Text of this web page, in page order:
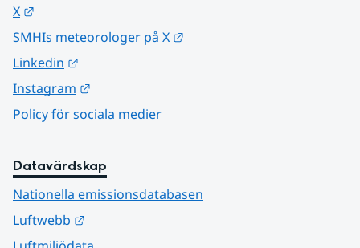
X
SMHIs meteorologer på X
Linkedin
Instagram
Policy för sociala medier
Datavärdskap
Nationella emissionsdatabasen
Luftwebb